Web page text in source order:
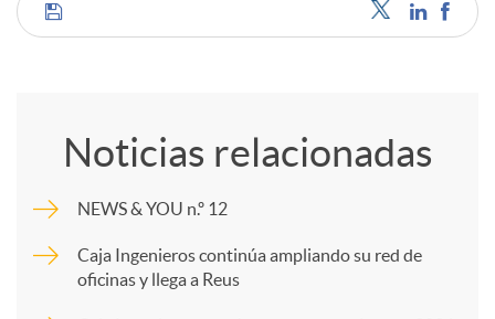
o
C
p
Noticias relacionadas
NEWS & YOU n.º 12
Caja Ingenieros continúa ampliando su red de
oficinas y llega a Reus